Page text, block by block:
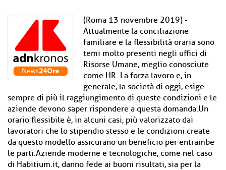
(Roma 13 novembre 2019) -
Attualmente la conciliazione
familiare e la flessibilità oraria sono
temi molto presenti negli uffici di
Risorse Umane, meglio conosciute
come HR. La forza lavoro e, in
generale, la società di oggi, esige
sempre di più il raggiungimento di queste condizioni e le
aziende devono saper rispondere a questa domanda.Un
orario flessibile è, in alcuni casi, più valorizzato dai
lavoratori che lo stipendio stesso e le condizioni create
da questo modello assicurano un beneficio per entrambe
le parti.Aziende moderne e tecnologiche, come nel caso
di Habitium.it, danno fede ai buoni risultati, sia per la